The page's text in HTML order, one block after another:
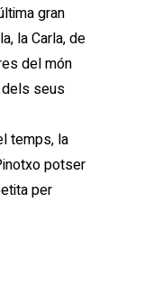
gran
la Carla, de
del món
dels seus
temps, la
potser
per